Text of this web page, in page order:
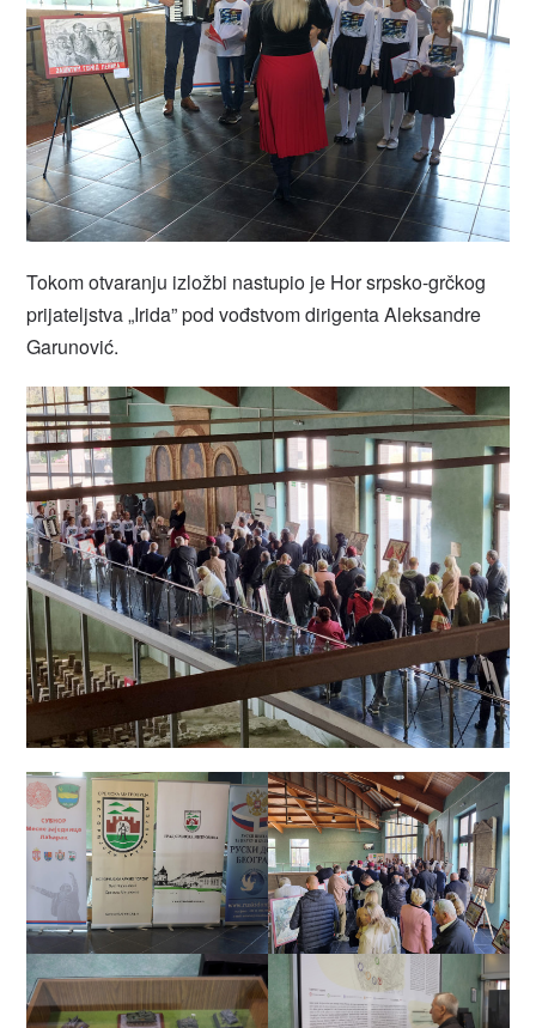
Tokom otvaranju izložbi nastupio je Hor srpsko-grčkog
prijateljstva „Irida” pod vođstvom dirigenta Aleksandre
Garunović.